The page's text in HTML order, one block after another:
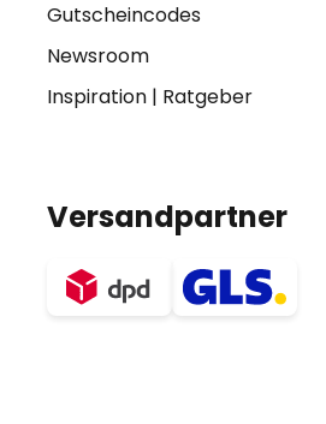
Gutscheincodes
Newsroom
Inspiration| Ratgeber
Versandpartner